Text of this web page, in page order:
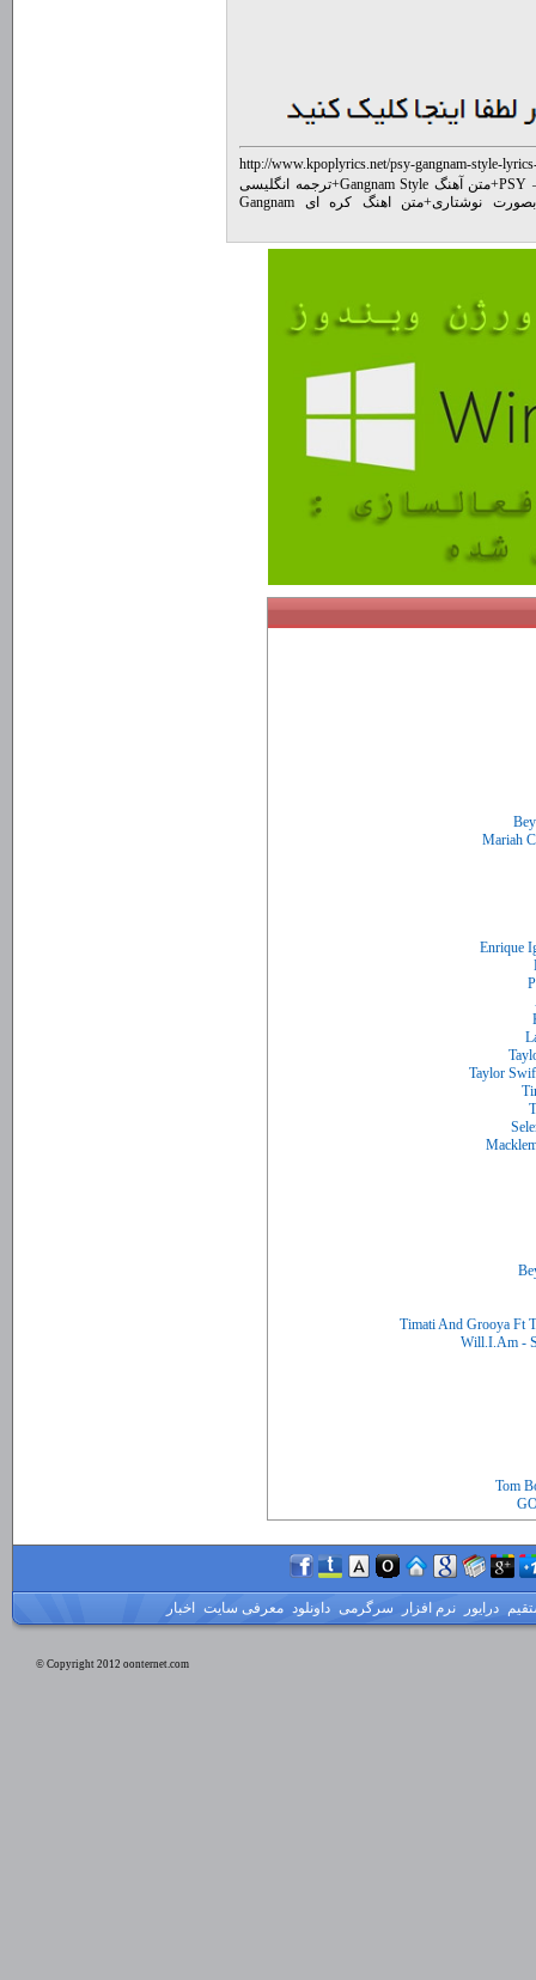
http://www.kpoplyrics.net/psy-gangnam-style-
PSY
+متن آهنگ Gangnam Style +ترجمه انگلیسی
+
متن اهنگ کره ای Gangnam
Timati And Grooya Ft
Tom
درایور نرم افزار سرگرمی داونلود معرفی سایت اخبار
© Copyright 2012 oonternet.com